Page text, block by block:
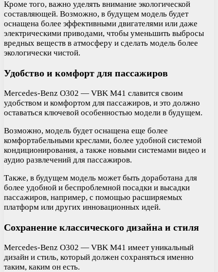
Кроме того, важно уделять внимание экологической
составляющей. Возможно, в будущем модель будет
оснащена более эффективными двигателями или даже
электрическими приводами, чтобы уменьшить выбросы
вредных веществ в атмосферу и сделать модель более
экологически чистой.
Удобство и комфорт для пассажиров
Mercedes-Benz O302 — VBK M41 славится своим
удобством и комфортом для пассажиров, и это должно
оставаться ключевой особенностью модели в будущем.
Возможно, модель будет оснащена еще более
комфортабельными креслами, более удобной системой
кондиционирования, а также новыми системами видео и
аудио развлечений для пассажиров.
Также, в будущем модель может быть доработана для
более удобной и беспроблемной посадки и высадки
пассажиров, например, с помощью расширяемых
платформ или других инновационных идей.
Сохранение классического дизайна и стиля
Mercedes-Benz O302 — VBK M41 имеет уникальный
дизайн и стиль, который должен сохраняться именно
таким, каким он есть.